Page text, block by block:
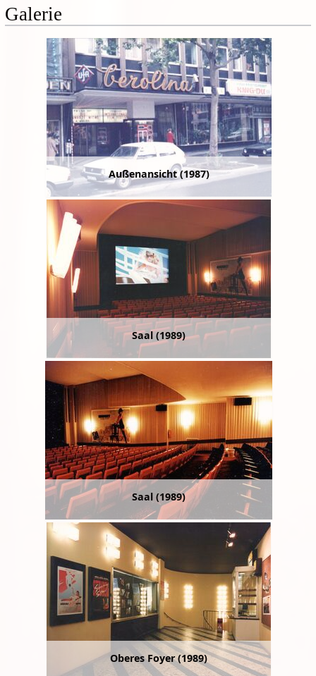
Galerie
Außenansicht (1987)
Saal (1989)
Saal (1989)
Oberes Foyer (1989)